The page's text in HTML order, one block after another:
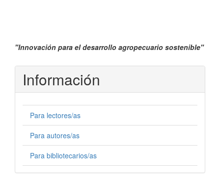
"Innovación para el desarrollo agropecuario sostenible"
Información
Para lectores/as
Para autores/as
Para bibliotecarios/as